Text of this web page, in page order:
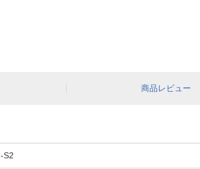
商品レビュー
S2